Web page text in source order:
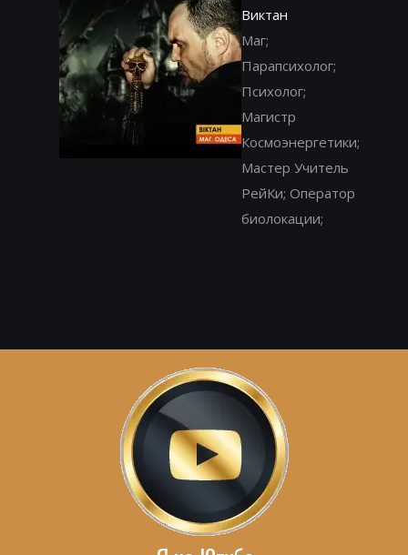
Виктан
Маг;
Парапсихолог;
Психолог;
Магистр
Космоэнергетики;
Мастер Учитель
РейКи; Оператор
биолокации;